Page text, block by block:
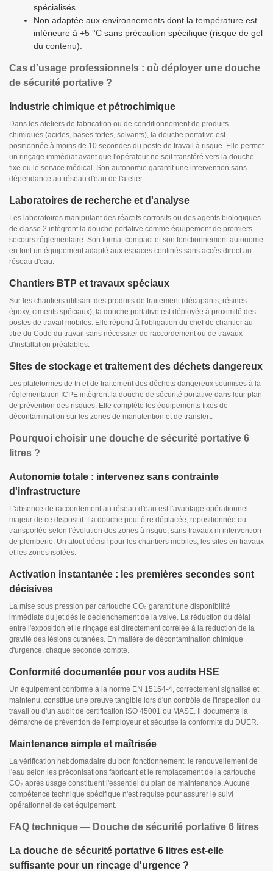
spécialisés.
Non adaptée aux environnements dont la température est
inférieure à +5 °C sans précaution spécifique (risque de gel
du contenu).
Cas d'usage professionnels : où déployer une douche
de sécurité portative ?
Industrie chimique et pétrochimique
Dans les ateliers de fabrication ou de conditionnement de produits
chimiques (acides, bases fortes, solvants), la douche portative est
positionnée à moins de 10 secondes du poste de travail à risque. Elle permet
un rinçage immédiat avant que l'opérateur ne soit transféré vers la douche
fixe ou le service médical. Son autonomie garantit une intervention sans
dépendance au réseau d'eau de l'atelier.
Laboratoires de recherche et d'analyse
Les laboratoires manipulant des réactifs corrosifs ou des agents biologiques
de classe 2 intègrent la douche portative comme équipement de premiers
secours réglementaire. Son format compact et son fonctionnement autonome
en font un équipement adapté aux espaces confinés sans accès direct au
réseau d'eau.
Chantiers BTP et travaux spéciaux
Sur les chantiers utilisant des produits de traitement (décapants, résines
époxy, ciments spéciaux), la douche portative est déployée à proximité des
postes de travail mobiles. Elle répond à l'obligation du chef de chantier au
titre du Code du travail sans nécessiter de raccordement ou de travaux
d'installation préalables.
Sites de stockage et traitement des déchets dangereux
Les plateformes de tri et de traitement des déchets dangereux soumises à la
réglementation ICPE intègrent la douche de sécurité portative dans leur plan
de prévention des risques. Elle complète les équipements fixes de
décontamination sur les zones de manutention et de transfert.
Pourquoi choisir une douche de sécurité portative 6
litres ?
Autonomie totale : intervenez sans contrainte
d'infrastructure
L'absence de raccordement au réseau d'eau est l'avantage opérationnel
majeur de ce dispositif. La douche peut être déplacée, repositionnée ou
transportée selon l'évolution des zones à risque, sans travaux ni intervention
de plomberie. Un atout décisif pour les chantiers mobiles, les sites en travaux
et les zones isolées.
Activation instantanée : les premières secondes sont
décisives
La mise sous pression par cartouche CO₂ garantit une disponibilité
immédiate du jet dès le déclenchement de la valve. La réduction du délai
entre l'exposition et le rinçage est directement corrélée à la réduction de la
gravité des lésions cutanées. En matière de décontamination chimique
d'urgence, chaque seconde compte.
Conformité documentée pour vos audits HSE
Un équipement conforme à la norme EN 15154-4, correctement signalisé et
maintenu, constitue une preuve tangible lors d'un contrôle de l'inspection du
travail ou d'un audit de certification ISO 45001 ou MASE. Il documente la
démarche de prévention de l'employeur et sécurise la conformité du DUER.
Maintenance simple et maîtrisée
La vérification hebdomadaire du bon fonctionnement, le renouvellement de
l'eau selon les préconisations fabricant et le remplacement de la cartouche
CO₂ après usage constituent l'essentiel du plan de maintenance. Aucune
compétence technique spécifique n'est requise pour assurer le suivi
opérationnel de cet équipement.
FAQ technique — Douche de sécurité portative 6 litres
La douche de sécurité portative 6 litres est-elle
suffisante pour un rinçage d'urgence ?